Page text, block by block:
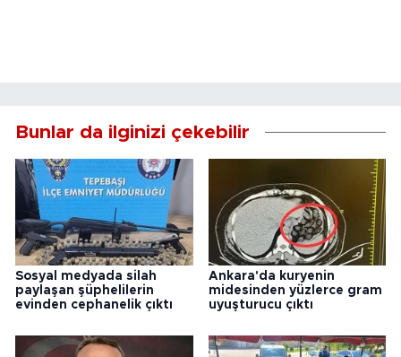
Bunlar da ilginizi çekebilir
Sosyal medyada silah
paylaşan şüphelilerin
evinden cephanelik çıktı
Ankara'da kuryenin
midesinden yüzlerce gram
uyuşturucu çıktı